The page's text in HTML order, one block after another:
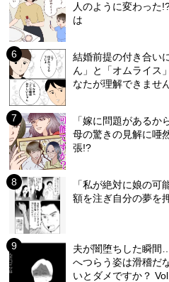
人のように変わった
は
結婚前提の付き合い
ん」と「オムライス
なたが理解できませ
「嫁に問題がある
母の驚きの見解に唖
張!?
「私が絶対に娘の
額を注ぎ自分の夢を
夫が闇堕ちした瞬間
へつらう姿は滑稽だ
いとダメですか？